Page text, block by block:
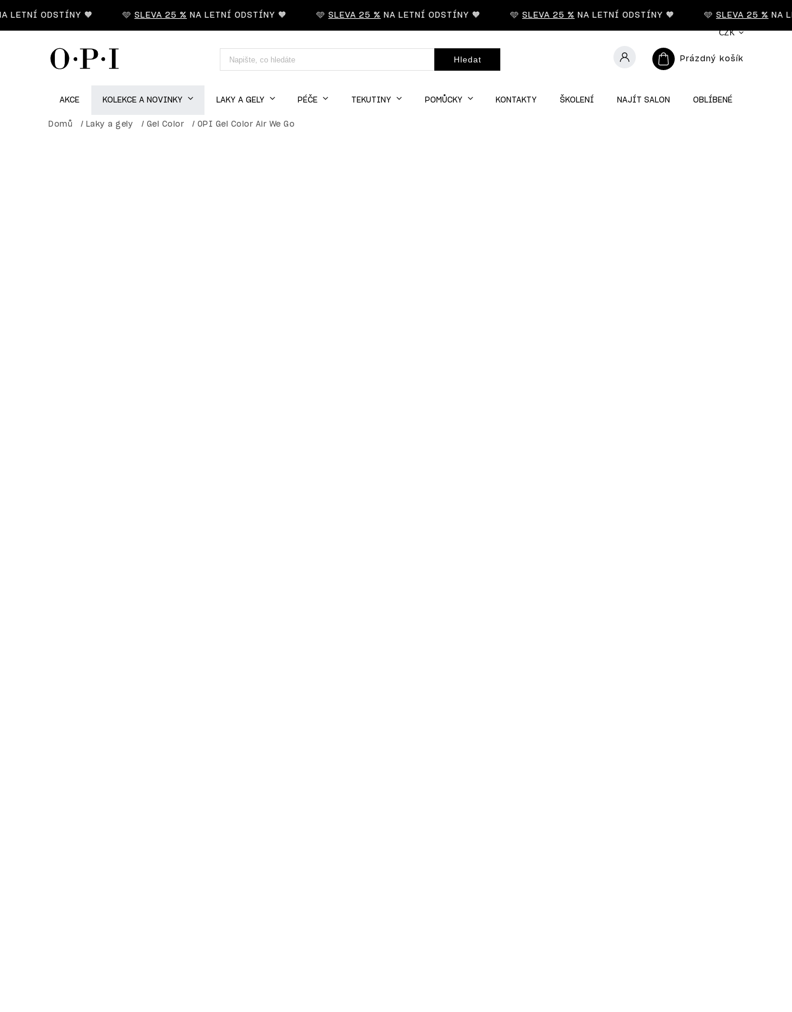
ODSTÍNY 🧡 🩵SLEVA 25 %NA LETNÍ ODSTÍNY 🧡 🩵SLEVA 25 %NA LETNÍ ODSTÍNY 🧡 🩵SLEVA 25 %NA LETNÍ ODSTÍNY 🧡 🩵SLEVA 25 %NA
CZK
Hledat Prázdný košík
AKCE KOLEKCE A NOVINKY LAKY A GELY PÉČE TEKUTINY POMŮCKY KONTAKTY ŠKOLENÍ NAJÍT SALON OBLÍBENÉ
Domů / Laky a gely / Gel Color / OPI Gel Color Air We Go